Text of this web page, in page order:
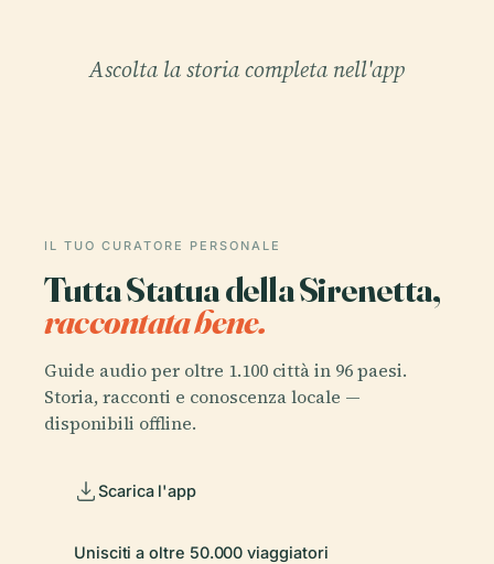
Ascolta la storia completa nell'app
IL TUO CURATORE PERSONALE
Tutta Statua della Sirenetta,
raccontata bene.
Guide audio per oltre 1.100 città in 96 paesi.
Storia, racconti e conoscenza locale —
disponibili offline.
Scarica l'app
Unisciti a oltre 50.000 viaggiatori